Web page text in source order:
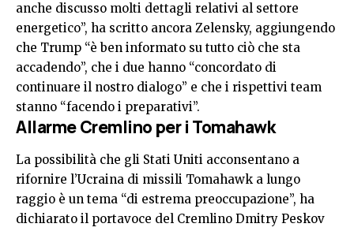
anche discusso molti dettagli relativi al settore
energetico”, ha scritto ancora Zelensky, aggiungendo
che Trump “è ben informato su tutto ciò che sta
accadendo”, che i due hanno “concordato di
continuare il nostro dialogo” e che i rispettivi team
stanno “facendo i preparativi”.
Allarme Cremlino per i Tomahawk
La possibilità che gli Stati Uniti acconsentano a
rifornire l’Ucraina di missili Tomahawk a lungo
raggio è un tema “di estrema preoccupazione”, ha
dichiarato il portavoce del Cremlino Dmitry Peskov